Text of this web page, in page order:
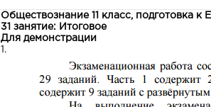
Обществознание 11 класс, подготовка к
31 занятие: Итоговое
Для демонстрации
1.